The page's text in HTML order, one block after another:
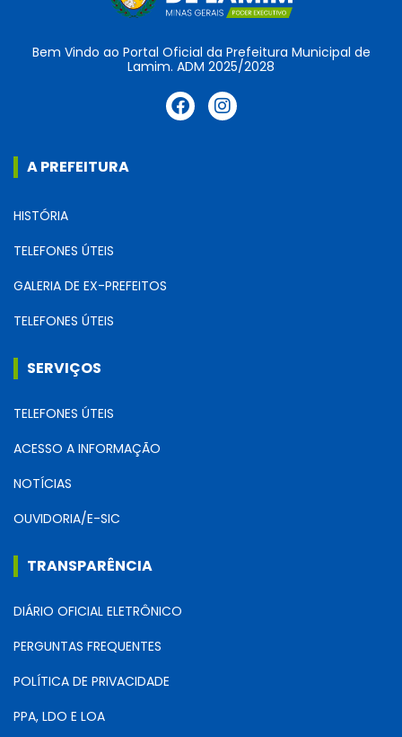
Bem Vindo ao Portal Oficial da Prefeitura Municipal de
Lamim. ADM 2025/2028
A PREFEITURA
HISTÓRIA
TELEFONES ÚTEIS
GALERIA DE EX-PREFEITOS
TELEFONES ÚTEIS
SERVIÇOS
TELEFONES ÚTEIS
ACESSO A INFORMAÇÃO
NOTÍCIAS
OUVIDORIA/E-SIC
TRANSPARÊNCIA
DIÁRIO OFICIAL ELETRÔNICO
PERGUNTAS FREQUENTES
POLÍTICA DE PRIVACIDADE
PPA, LDO E LOA